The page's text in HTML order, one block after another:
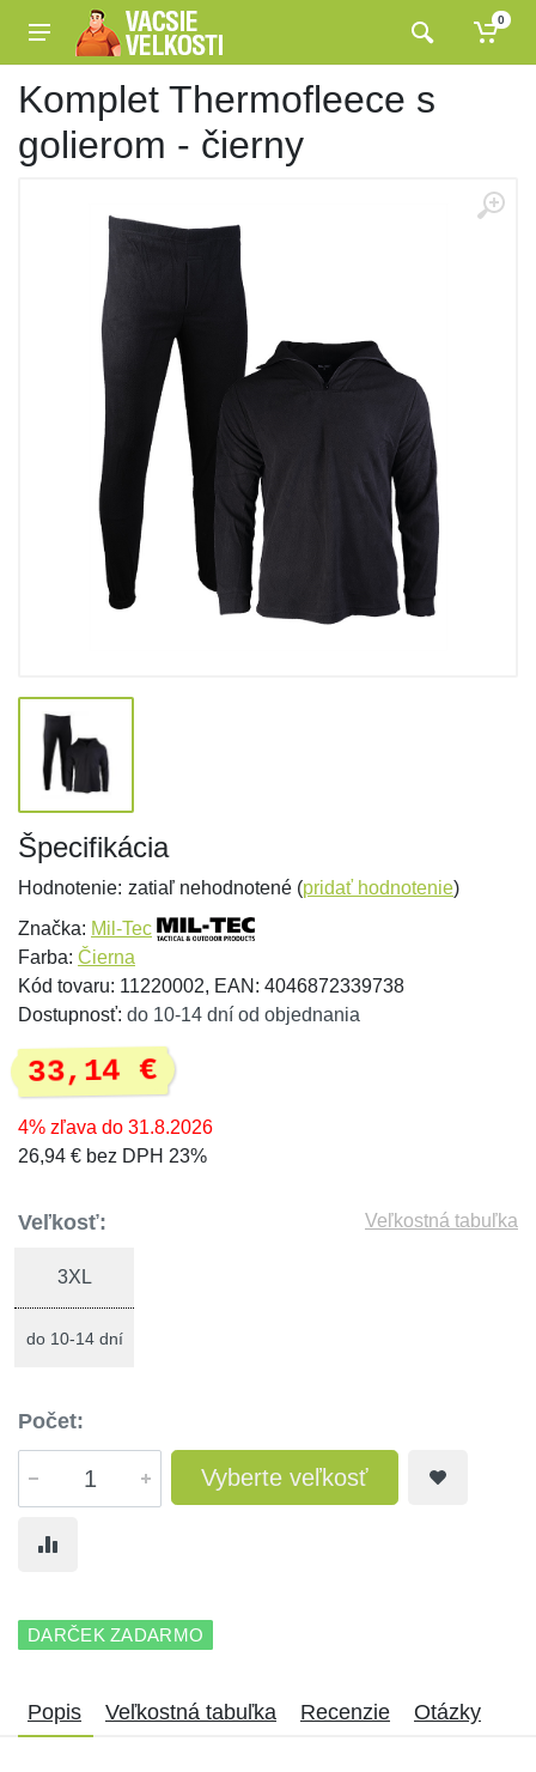
0
Komplet Thermofleece s
golierom - čierny
Špecifikácia
Hodnotenie: zatiaľ nehodnotené (pridať hodnotenie)
Značka: Mil-Tec
Farba: Čierna
Kód tovaru: 11220002, EAN: 4046872339738
Dostupnosť: do 10-14 dní od objednania
33,14 €
4% zľava do 31.8.2026
26,94 € bez DPH 23%
Veľkosť: Veľkostná tabuľka
3XL
do 10-14 dní
Počet:
Vyberte veľkosť
DARČEK ZADARMO
Popis Veľkostná tabuľka Recenzie Otázky